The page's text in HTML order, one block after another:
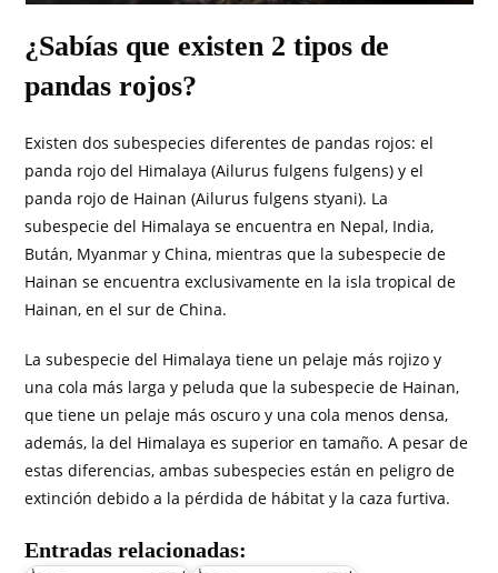
¿Sabías que existen 2 tipos de
pandas rojos?
Existen dos subespecies diferentes de pandas rojos: el
panda rojo del Himalaya (Ailurus fulgens fulgens) y el
panda rojo de Hainan (Ailurus fulgens styani). La
subespecie del Himalaya se encuentra en Nepal, India,
Bután, Myanmar y China, mientras que la subespecie de
Hainan se encuentra exclusivamente en la isla tropical de
Hainan, en el sur de China.
La subespecie del Himalaya tiene un pelaje más rojizo y
una cola más larga y peluda que la subespecie de Hainan,
que tiene un pelaje más oscuro y una cola menos densa,
además, la del Himalaya es superior en tamaño. A pesar de
estas diferencias, ambas subespecies están en peligro de
extinción debido a la pérdida de hábitat y la caza furtiva.
Entradas relacionadas: